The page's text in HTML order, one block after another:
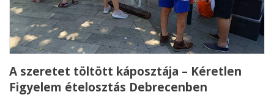
A szeretet töltött káposztája – Kéretlen
Figyelem ételosztás Debrecenben